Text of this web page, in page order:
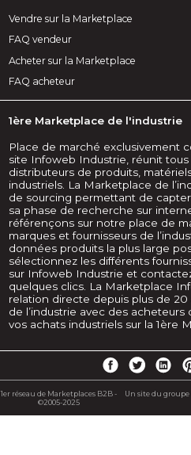
Vendre sur la Marketplace
FAQ vendeur
Acheter sur la Marketplace
FAQ acheteur
1ère Marketplace de l'industrie
Place de marché exclusivement
site Infoweb Industrie, réunit
distributeurs de produits,
industriels. La Marketplace de
de sourcing permettant de
sa phase de recherche sur
référençons sur notre place de
marques et fournisseurs de
données produits la plus large
sélectionnez les différents
sur Infoweb Industrie et
quelques clics. La Marketplace
relation directe depuis plus de 20
de l’industrie avec des
vos achats industriels sur la 1ère
1er réseau de Marketplaces B2B -
©2005-2025
Un site du groupe